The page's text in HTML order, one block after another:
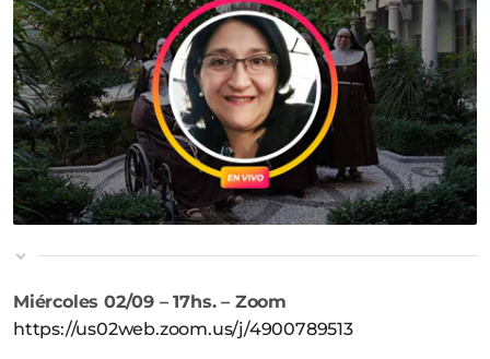
Miércoles 02/09 – 17hs. – Zoom
https://us02web.zoom.us/j/4900789513